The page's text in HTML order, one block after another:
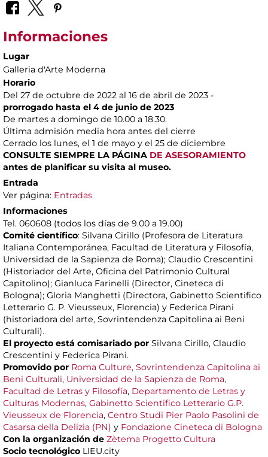
Informaciones
Lugar
Galleria d'Arte Moderna
Horario
Del 27 de octubre de 2022 al 16 de abril de 2023 -
prorrogado hasta el 4 de junio de 2023
De martes a domingo de 10.00 a 18.30.
Última admisión media hora antes del cierre
Cerrado los lunes, el 1 de mayo y el 25 de diciembre
CONSULTE SIEMPRE LA PÁGINA DE ASESORAMIENTO
antes de planificar su visita al museo.
Entrada
Ver página: Entradas
Informaciones
Tel. 060608 (todos los días de 9.00 a 19.00)
Comité científico: Silvana Cirillo (Profesora de Literatura
Italiana Contemporánea, Facultad de Literatura y Filosofía,
Universidad de la Sapienza de Roma); Claudio Crescentini
(Historiador del Arte, Oficina del Patrimonio Cultural
Capitolino); Gianluca Farinelli (Director, Cineteca di
Bologna); Gloria Manghetti (Directora, Gabinetto Scientifico
Letterario G. P. Vieusseux, Florencia) y Federica Pirani
(historiadora del arte, Sovrintendenza Capitolina ai Beni
Culturali).
El proyecto está comisariado por Silvana Cirillo, Claudio
Crescentini y Federica Pirani.
Promovido por Roma Culture, Sovrintendenza Capitolina ai
Beni Culturali, Universidad de la Sapienza de Roma,
Facultad de Letras y Filosofía, Departamento de Letras y
Culturas Modernas, Gabinetto Scientifico Letterario G.P.
Vieusseux de Florencia, Centro Studi Pier Paolo Pasolini de
Casarsa della Delizia (PN) y Fondazione Cineteca di Bologna
Con la organización de Zètema Progetto Cultura
Socio tecnológico LIEU.city